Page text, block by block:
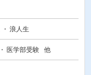
浪人生
医学部受験 他